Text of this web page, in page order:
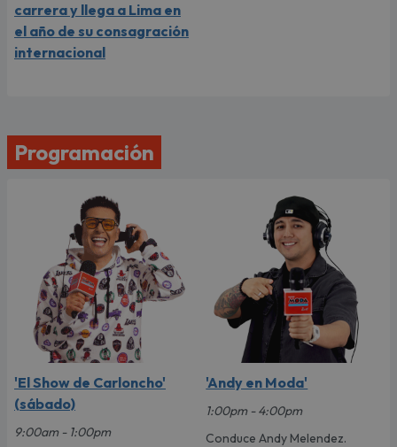
carrera y llega a Lima en
el año de su consagración
internacional
Programación
'El Show de Carloncho'
(sábado)
9:00am - 1:00pm
'Andy en Moda'
1:00pm - 4:00pm
Conduce Andy Melendez.